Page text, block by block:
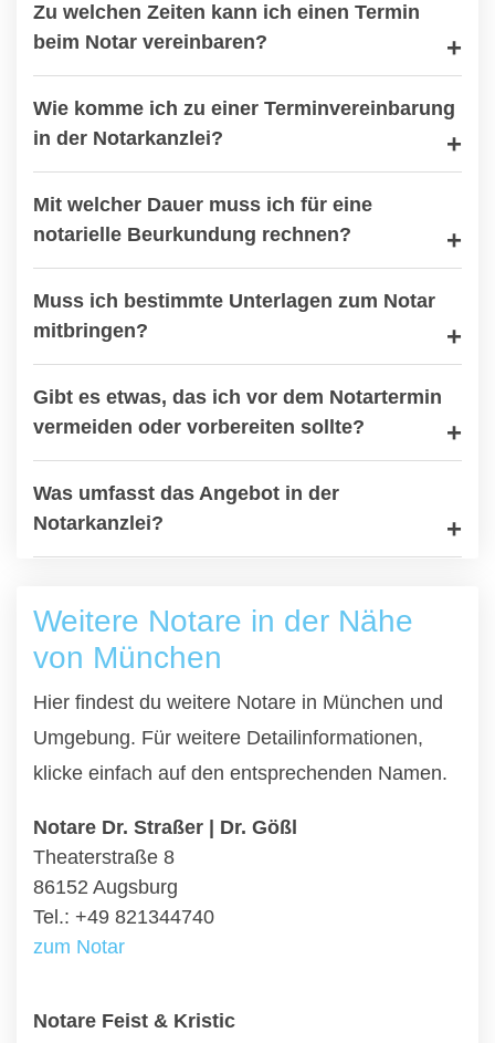
Zu welchen Zeiten kann ich einen Termin
beim Notar vereinbaren?
Wie komme ich zu einer Terminvereinbarung
in der Notarkanzlei?
Mit welcher Dauer muss ich für eine
notarielle Beurkundung rechnen?
Muss ich bestimmte Unterlagen zum Notar
mitbringen?
Gibt es etwas, das ich vor dem Notartermin
vermeiden oder vorbereiten sollte?
Was umfasst das Angebot in der
Notarkanzlei?
Weitere Notare in der Nähe
von München
Hier findest du weitere Notare in München und
Umgebung. Für weitere Detailinformationen,
klicke einfach auf den entsprechenden Namen.
Notare Dr. Straßer | Dr. Gößl
Theaterstraße 8
86152 Augsburg
Tel.: +49 821344740
zum Notar
Notare Feist & Kristic